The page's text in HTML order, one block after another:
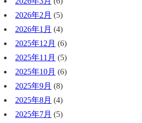
2026年2月 (5)
2026年1月 (4)
2025年12月 (6)
2025年11月 (5)
2025年10月 (6)
2025年9月 (8)
2025年8月 (4)
2025年7月 (5)